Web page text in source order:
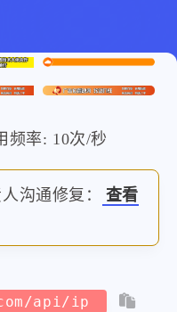
频率: 10次/秒
沟通修复：
查看
api/ip